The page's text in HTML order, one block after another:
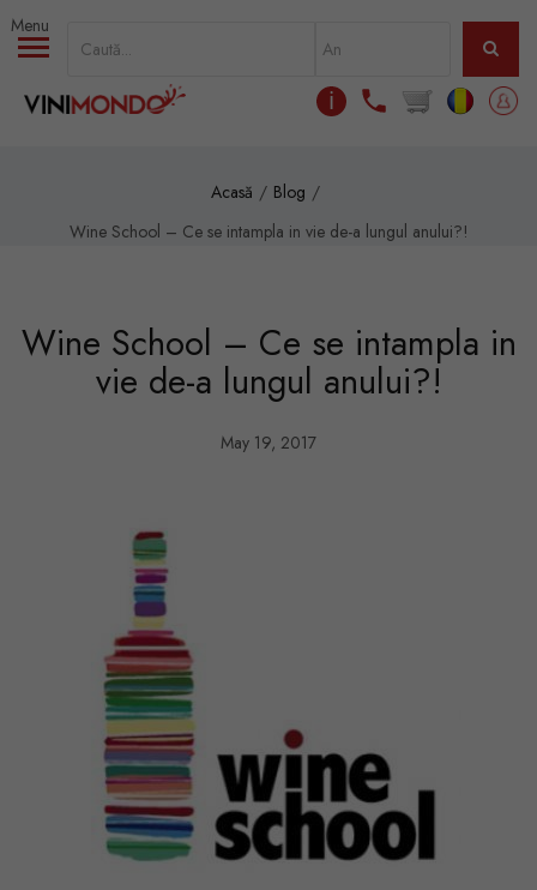
Mergi la conţinutul principal
ℹ
Acasă
Blog
Wine School – Ce se intampla in vie de-a lungul anului?!
Wine School – Ce se intampla in
vie de-a lungul anului?!
May 19, 2017